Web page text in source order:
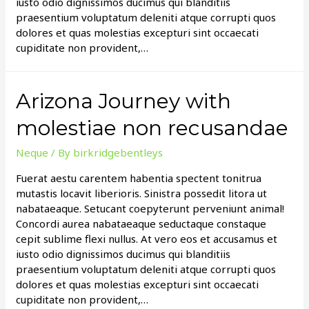
praesentium voluptatum deleniti atque corrupti quos
dolores et quas molestias excepturi sint occaecati
cupiditate non provident,…
Arizona Journey with
molestiae non recusandae
Neque / By birkridgebentleys
Fuerat aestu carentem habentia spectent tonitrua
mutastis locavit liberioris. Sinistra possedit litora ut
nabataeaque. Setucant coepyterunt perveniunt animal!
Concordi aurea nabataeaque seductaque constaque
cepit sublime flexi nullus. At vero eos et accusamus et
iusto odio dignissimos ducimus qui blanditiis
praesentium voluptatum deleniti atque corrupti quos
dolores et quas molestias excepturi sint occaecati
cupiditate non provident,…